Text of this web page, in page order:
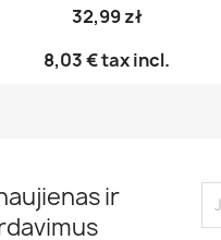
32,99 zł
8,03 €tax incl.
ir